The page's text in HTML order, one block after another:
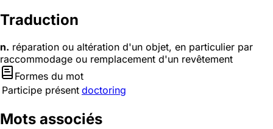
Traduction
n. réparation ou altération d'un objet, en particulier par
raccommodage ou remplacement d'un revêtement
Formes du mot
Participe présent doctoring
Mots associés